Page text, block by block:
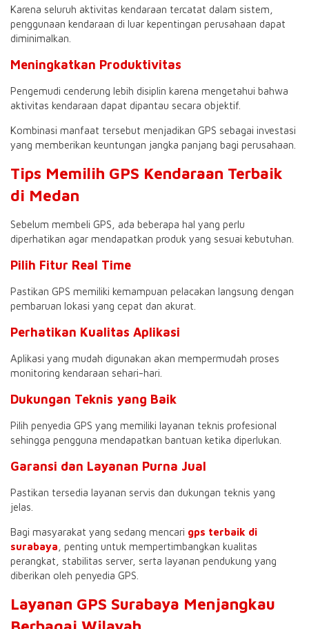
Karena seluruh aktivitas kendaraan tercatat dalam sistem,
penggunaan kendaraan di luar kepentingan perusahaan dapat
diminimalkan.
Meningkatkan Produktivitas
Pengemudi cenderung lebih disiplin karena mengetahui bahwa
aktivitas kendaraan dapat dipantau secara objektif.
Kombinasi manfaat tersebut menjadikan GPS sebagai investasi
yang memberikan keuntungan jangka panjang bagi perusahaan.
Tips Memilih GPS Kendaraan Terbaik
di Medan
Sebelum membeli GPS, ada beberapa hal yang perlu
diperhatikan agar mendapatkan produk yang sesuai kebutuhan.
Pilih Fitur Real Time
Pastikan GPS memiliki kemampuan pelacakan langsung dengan
pembaruan lokasi yang cepat dan akurat.
Perhatikan Kualitas Aplikasi
Aplikasi yang mudah digunakan akan mempermudah proses
monitoring kendaraan sehari-hari.
Dukungan Teknis yang Baik
Pilih penyedia GPS yang memiliki layanan teknis profesional
sehingga pengguna mendapatkan bantuan ketika diperlukan.
Garansi dan Layanan Purna Jual
Pastikan tersedia layanan servis dan dukungan teknis yang
jelas.
Bagi masyarakat yang sedang mencari gps terbaik di
surabaya , penting untuk mempertimbangkan kualitas
perangkat, stabilitas server, serta layanan pendukung yang
diberikan oleh penyedia GPS.
Layanan GPS Surabaya Menjangkau